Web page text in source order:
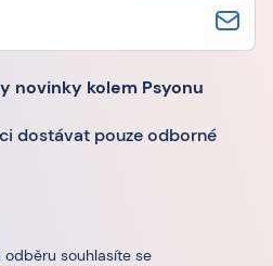
novinky kolem Psyonu
dostávat pouze odborné
odběru souhlasíte se